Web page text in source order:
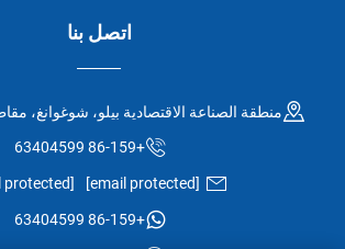
اتصل بنا
منطقة الصناعة الاقتصادية بيلو، شوغوانغ،
+86-159 63404599
[email protected]
[email protected]
+86-159 63404599